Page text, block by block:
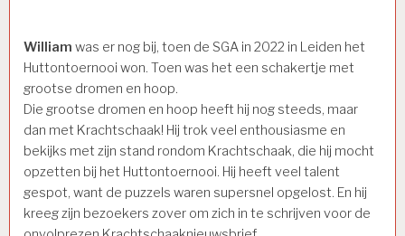
William was er nog bij, toen de SGA in 2022 in Leiden het
Huttontoernooi won. Toen was het een schakertje met
grootse dromen en hoop.
Die grootse dromen en hoop heeft hij nog steeds, maar
dan met Krachtschaak! Hij trok veel enthousiasme en
bekijks met zijn stand rondom Krachtschaak, die hij mocht
opzetten bij het Huttontoernooi. Hij heeft veel talent
gespot, want de puzzels waren supersnel opgelost. En hij
kreeg zijn bezoekers zover om zich in te schrijven voor de